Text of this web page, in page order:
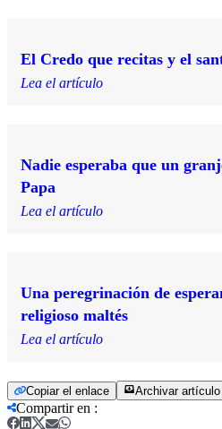
El Credo que recitas y el
Lea el artículo
Nadie esperaba que un
Papa
Lea el artículo
Una peregrinación de
religioso maltés
Lea el artículo
Copiar el enlace Archivar artículo
Compartir en :